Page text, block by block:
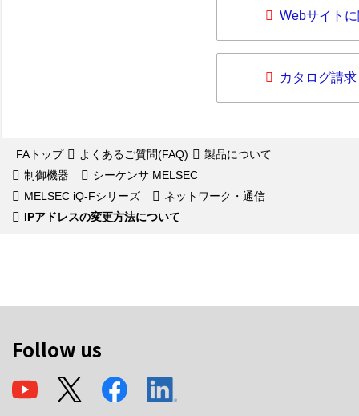
Webサイト
カタログ請求
FAトップ よくあるご質問(FAQ)
製品について
制御機器
シーケンサ MELSEC
MELSEC iQ-Fシリーズ
ネットワーク・通信
IPアドレスの変更方法について
Follow us